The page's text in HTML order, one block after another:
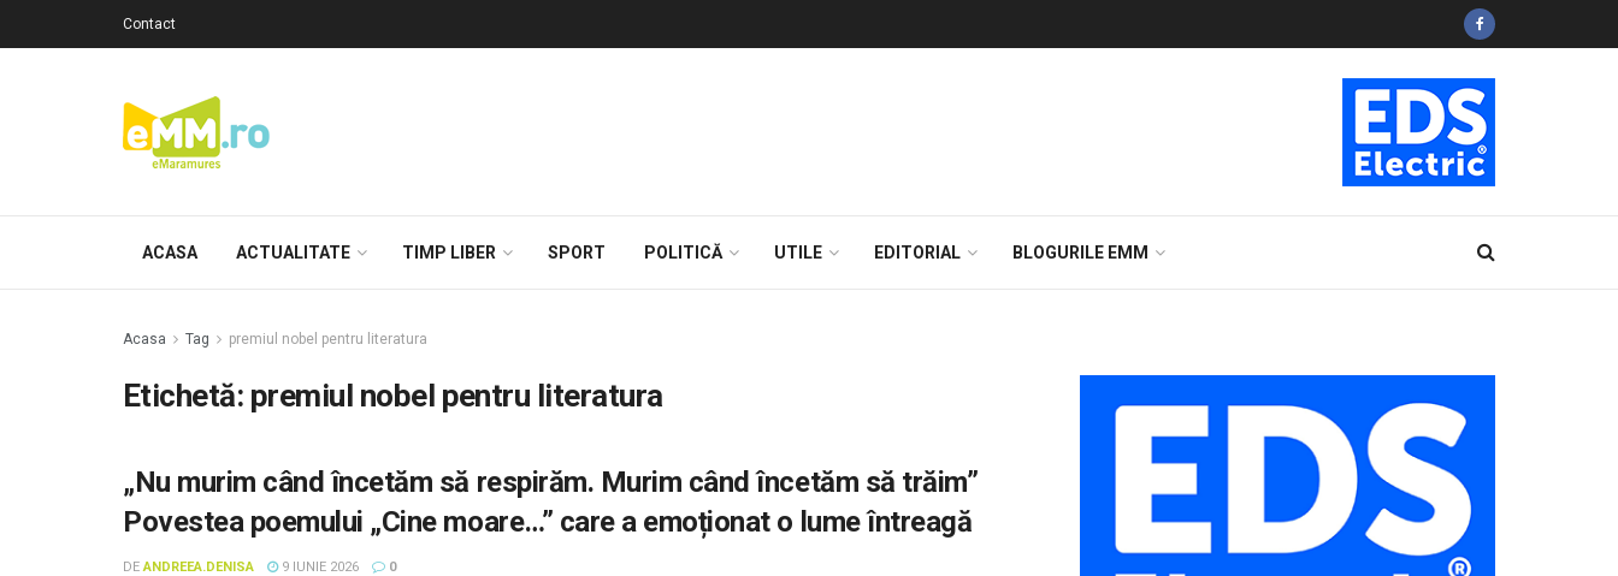
Contact
ACASA ACTUALITATE TIMP LIBER SPORT POLITICĂ UTILE EDITORIAL BLOGURILE EMM
Acasa Tag premiul nobel pentru literatura
Etichetă: premiul nobel pentru literatura
„Nu murim când încetăm să respirăm. Murim când încetăm să trăim”
Povestea poemului „Cine moare…” care a emoționat o lume întreagă
DE ANDREEA.DENISA 9 IUNIE 2026 0